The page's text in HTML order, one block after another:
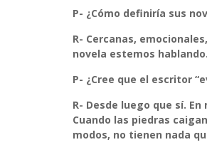
P- ¿Cómo definiría sus
R- Cercanas,
novela estemos hablando.
P- ¿Cree que el escritor
R- Desde luego que sí.
Cuando las piedras
modos, no tienen nada